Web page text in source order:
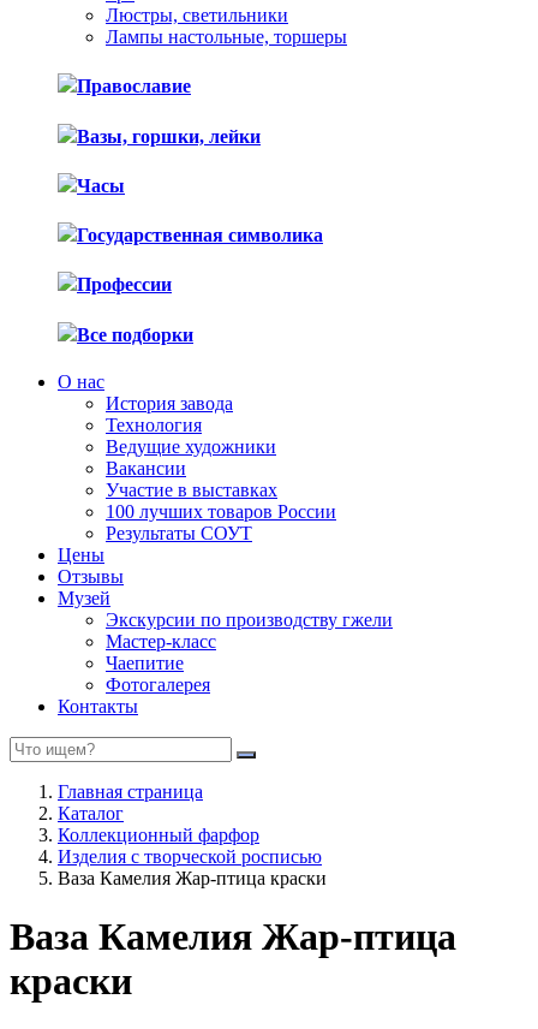
Люстры, светильники
Лампы настольные, торшеры
Православие
Вазы, горшки, лейки
Часы
Государственная символика
Профессии
Все подборки
О нас
История завода
Технология
Ведущие художники
Вакансии
Участие в выставках
100 лучших товаров России
Результаты СОУТ
Цены
Отзывы
Музей
Экскурсии по производству гжели
Мастер-класс
Чаепитие
Фотогалерея
Контакты
Главная страница
Каталог
Коллекционный фарфор
Изделия с творческой росписью
Ваза Камелия Жар-птица краски
Ваза Камелия Жар-птица
краски